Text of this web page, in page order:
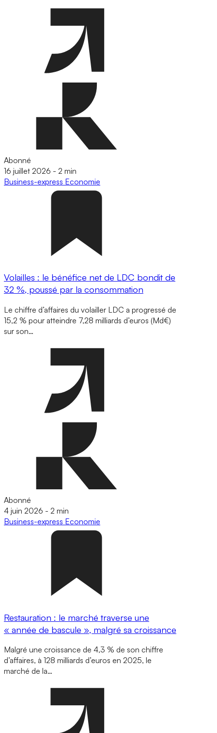
Abonné
16 juillet 2026 - 2 min
Business-express Economie
Volailles : le bénéfice net de LDC bondit de
32 %, poussé par la consommation
Le chiffre d’affaires du volailler LDC a progressé de
15,2 % pour atteindre 7,28 milliards d’euros (Md€)
sur son…
Abonné
4 juin 2026 - 2 min
Business-express Economie
Restauration : le marché traverse une
« année de bascule », malgré sa croissance
Malgré une croissance de 4,3 % de son chiffre
d’affaires, à 128 milliards d’euros en 2025, le
marché de la…